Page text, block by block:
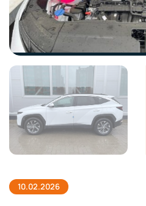
10.02.2026